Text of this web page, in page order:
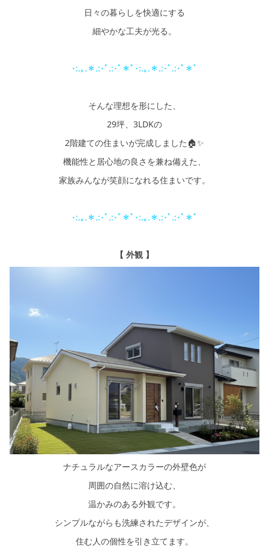
日々の暮らしを快適にする
細やかな工夫が光る。
･:.｡.＊.:･ﾟ.:･ﾟ＊ﾟ･:.｡.＊.:･ﾟ.:･ﾟ＊ﾟ
そんな理想を形にした、
29坪、3LDKの
2階建ての住まいが完成しました🏠✨
機能性と居心地の良さを兼ね備えた、
家族みんなが笑顔になれる住まいです。
･:.｡.＊.:･ﾟ.:･ﾟ＊ﾟ･:.｡.＊.:･ﾟ.:･ﾟ＊ﾟ
【 外観 】
ナチュラルなアースカラーの外壁色が
周囲の自然に溶け込む、
温かみのある外観です。
シンプルながらも洗練されたデザインが、
住む人の個性を引き立てます。